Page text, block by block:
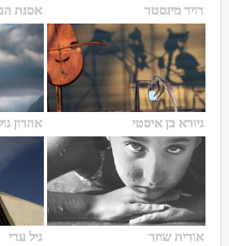
דויד מינסטר אסנת
גיורא בן איסטי אהרון
אורית שחר גיל עדי